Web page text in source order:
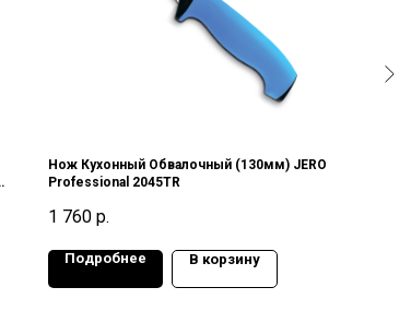
Нож Кухонный Обвалочный (130мм) JERO
Professional 2045TR
1 760 р.
Подробнее В корзину